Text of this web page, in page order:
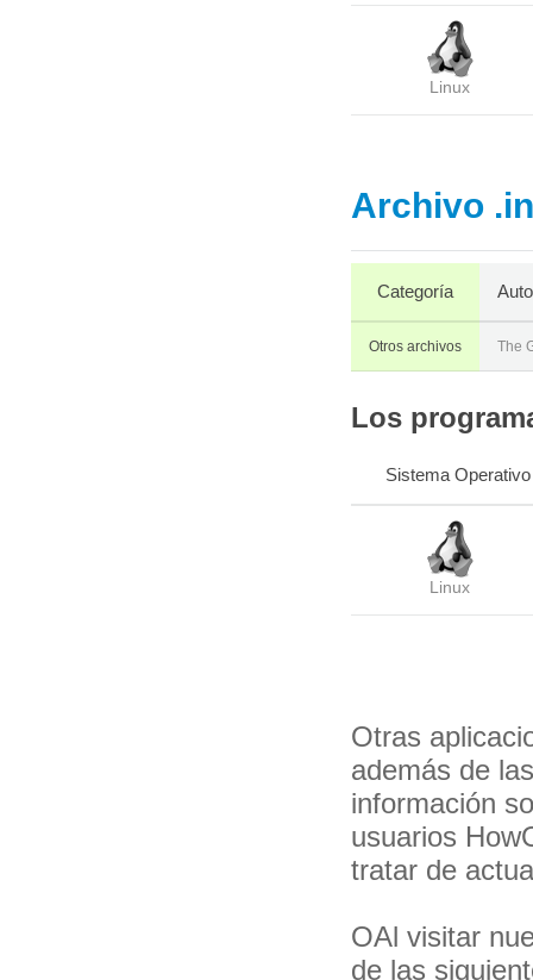
Linux
Archivo
Categoría
Otros archivos The
Los
Sistema Operativo
Linux
Otras
además de
información
usuarios
tratar de
OAl visitar
de las